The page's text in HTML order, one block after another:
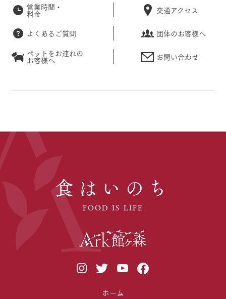
営業時間・
料金 交通アクセス
よくあるご質問
団体のお客様へ
ペットをお連れの
お客様へ お問い合わせ
食はいのち
FOOD IS LIFE
ホーム